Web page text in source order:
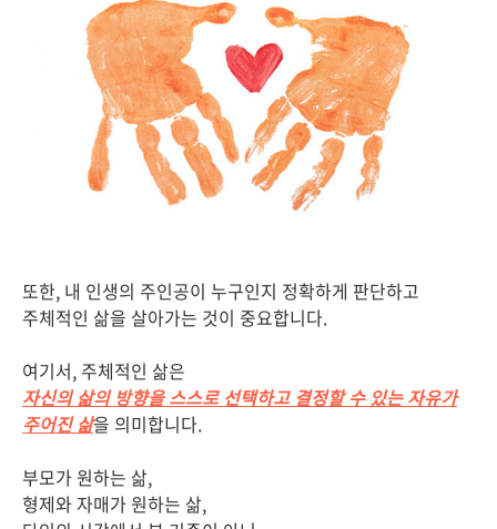
또한, 내 인생의 주인공이 누구인지 정확하게 판단하고
주체적인 삶을 살아가는 것이 중요합니다.
여기서, 주체적인 삶은
자신의 삶의 방향을 스스로 선택하고 결정할 수 있는 자유가
주어진 삶을 의미합니다.
부모가 원하는 삶,
형제와 자매가 원하는 삶,